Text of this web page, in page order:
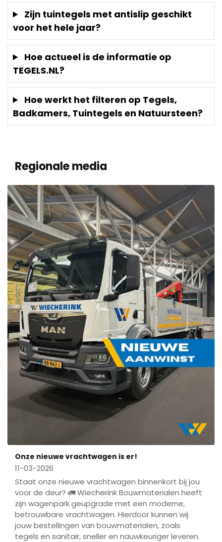
Zijn tuintegels met antislip geschikt
voor het hele jaar?
Hoe actueel is de informatie op
TEGELS.NL?
Hoe werkt het filteren op Tegels,
Badkamers, Tuintegels en Natuursteen?
Regionale media
Onze nieuwe vrachtwagen is er!
11-03-2026
Staat onze nieuwe vrachtwagen binnenkort bij jou
voor de deur? 🚛 Wiecherink Bouwmaterialen heeft
zijn wagenpark geupgrade met een moderne,
betrouwbare vrachtwagen. Hierdoor kunnen wij
jouw bestellingen van bouwmaterialen, zoals
tegels en sanitair, sneller en nauwkeuriger leveren.